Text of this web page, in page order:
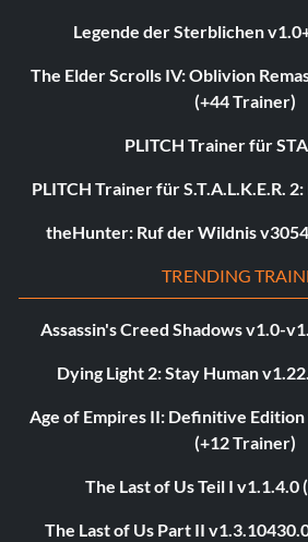
Legende der Sterblichen
The Elder Scrolls IV: Oblivion
(+44 Trainer)
PLITCH Trainer für
PLITCH Trainer für S.T.A.L.K.E.R.
theHunter: Ruf der Wildnis
TRENDING
Assassin's Creed Shadows v1.0-
Dying Light 2: Stay Human
Age of Empires II: Definitive
(+12 Trainer)
The Last of Us Teil I v1.1.4.0
The Last of Us Part II